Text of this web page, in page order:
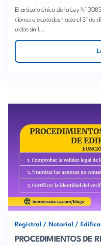
El artículo único de la Ley N°
ciones ejecutadas hasta el 31 de
uidas sin l...
Registral / Notarial /
PROCEDIMIENTOS DE